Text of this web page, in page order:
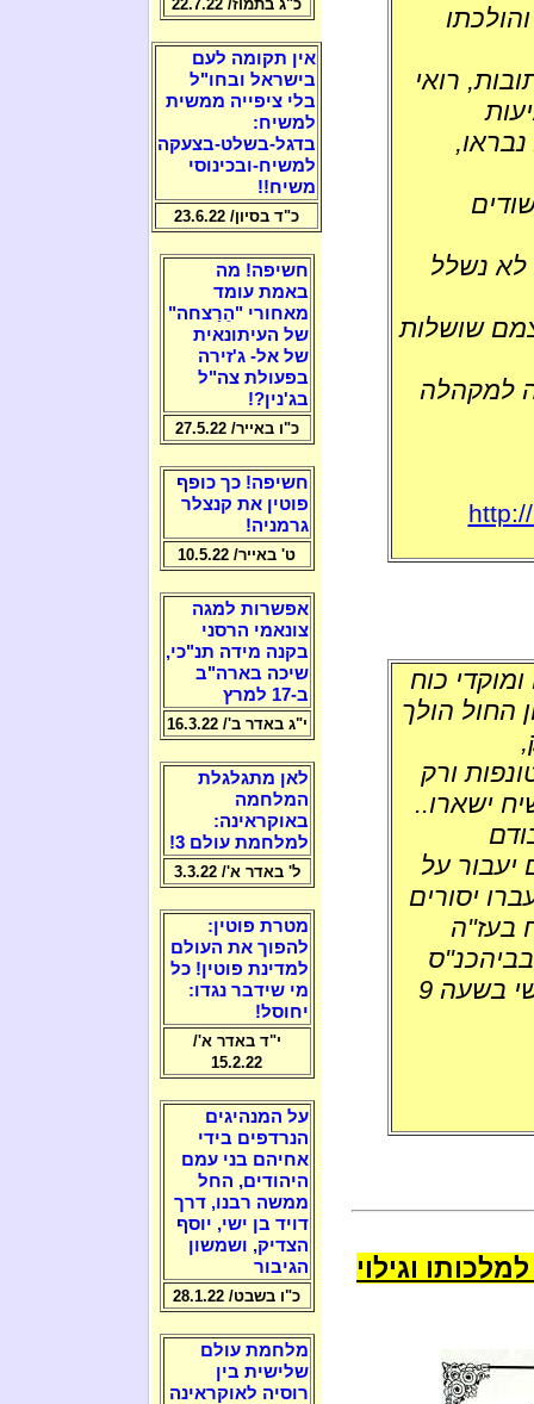
רואי
נבראו,
לא נשלל
שושלות
למקהלה
כוח
החול הולך
ורק
ישארו..
יעבור על
יסורים
בעז"ה
צאנז בבני ברק, לבוא לתפילה מידי יום חמישי בשעה 9
וגילוי
כ"ג בתמוז/ 22.7.22
אין תקומה לעם
בישראל ובחו"ל
בלי ציפייה ממשית
למשיח:
בדגל-בשלט-בצעקה
למשיח-ובכינוסי
משיח!!
כ"ד בסיון/ 23.6.22
חשיפה! מה
באמת עומד
מאחורי "הֵרַצחה"
של העיתונאית
של אל- ג'זירה
בפעולת צה"ל
בג'נין?!
כ"ו באייר/ 27.5.22
חשיפה! כך כופף
פוטין את קנצלר
גרמניה!
ט' באייר/ 10.5.22
אפשרות למגה
צונאמי הרסני
בקנה מידה תנ"כי,
שיכה בארה"ב
ב-17 למרץ
י"ג באדר ב'/ 16.3.22
לאן מתגלגלת
המלחמה
באוקראינה:
למלחמת עולם 3!
ל' באדר א'/ 3.3.22
מטרת פוטין:
להפוך את העולם
למדינת פוטין! כל
מי שידבר נגדו:
יחוסל!
י"ד באדר א'/
15.2.22
על המנהיגים
הנרדפים בידי
אחיהם בני עמם
היהודים, החל
ממשה רבנו, דרך
דויד בן ישי, יוסף
הצדיק, ושמשון
הגיבור
כ"ו בשבט/ 28.1.22
מלחמת עולם
שלישית בין
רוסיה לאוקראינה